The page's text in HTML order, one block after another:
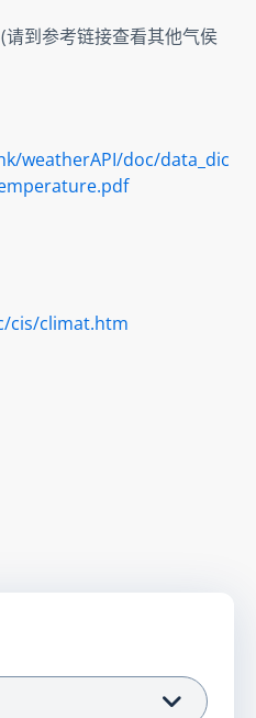
到参考链接查看其他气侯
weatherAPI/doc/data_dic
cis/climat.htm